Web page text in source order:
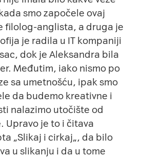
smo započele ovaj
filolog-anglista, a druga je
je radila u IT kompaniji
dok je Aleksandra bila
Međutim, iako nismo po
sa umetnošću, ipak smo
da budemo kreativne i
nalazimo utočište od
Upravo je to i čitava
„Slikaj i cirkaj„, da bilo
u slikanju i da u tome